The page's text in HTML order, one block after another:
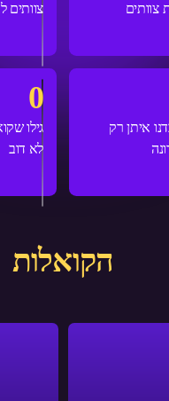
צוותים צוותים
איתן רק
0
גילו
לא דוב
הקואלות